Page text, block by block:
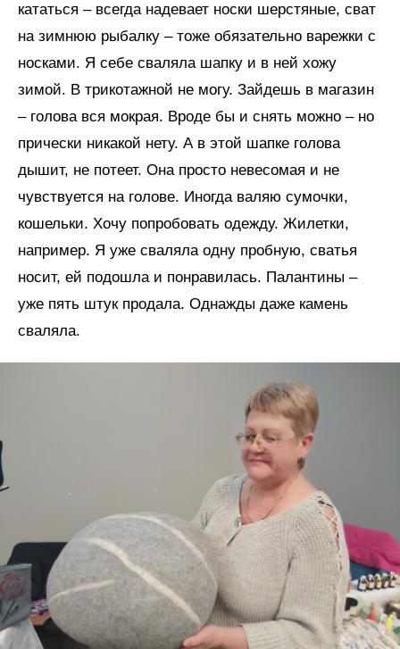
кататься – всегда надевает носки шерстяные, сват
на зимнюю рыбалку – тоже обязательно варежки с
носками. Я себе сваляла шапку и в ней хожу
зимой. В трикотажной не могу. Зайдешь в магазин
– голова вся мокрая. Вроде бы и снять можно – но
прически никакой нету. А в этой шапке голова
дышит, не потеет. Она просто невесомая и не
чувствуется на голове. Иногда валяю сумочки,
кошельки. Хочу попробовать одежду. Жилетки,
например. Я уже сваляла одну пробную, сватья
носит, ей подошла и понравилась. Палантины –
уже пять штук продала. Однажды даже камень
сваляла.